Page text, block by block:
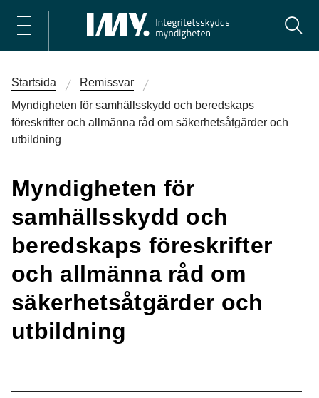
Startsida
Remissvar
Myndigheten för samhällsskydd och beredskaps
föreskrifter och allmänna råd om säkerhetsåtgärder och
utbildning
Myndigheten för
samhällsskydd och
beredskaps föreskrifter
och allmänna råd om
säkerhetsåtgärder och
utbildning